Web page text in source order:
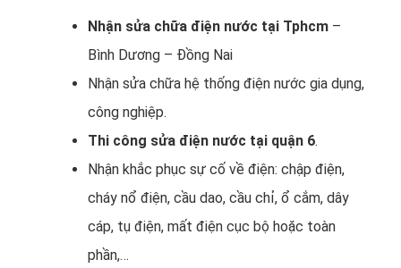
Nhận sửa chữa điện nước tại Tphcm –
Bình Dương – Đồng Nai
Nhận sửa chữa hệ thống điện nước gia dụng,
công nghiệp.
Thi công sửa điện nước tại quận 6.
Nhận khắc phục sự cố về điện: chập điện,
cháy nổ điện, cầu dao, cầu chỉ, ổ cắm, dây
cáp, tụ điện, mất điện cục bộ hoặc toàn
phần,…